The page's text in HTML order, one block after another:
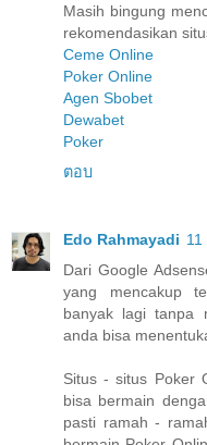
Masih bingung
rekomendasikan
Ceme Online
Poker Online
Agen Sbobet
Dewabet
Poker
ตอบ
Edo Rahmayadi
Dari Google
yang mencakup
banyak lagi tanpa
anda bisa
Situs - situs Poker
bisa bermain
pasti ramah -